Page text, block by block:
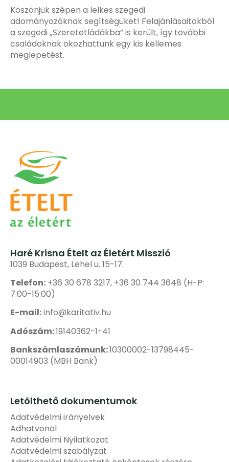
Köszönjük szépen a lelkes szegedi
adományozóknak segítségüket! Felajánlásaitokból
a szegedi „Szeretetládákba” is került, így további
családoknak okozhattunk egy kis kellemes
meglepetést.
Haré Krisna Ételt az Életért Misszió
1039 Budapest, Lehel u. 15-17.
Telefon: +36 30 678 3217, +36 30 744 3648 (H-P:
7:00-15:00)
E-mail:info@karitativ.hu
Adószám:19140362-1-41
Bankszámlaszámunk:10300002-13798445-
00014903 (MBH Bank)
Letölthető dokumentumok
Adatvédelmi irányelvek
Adhatvonal
Adatvédelmi Nyilatkozat
Adatvédelmi szabályzat